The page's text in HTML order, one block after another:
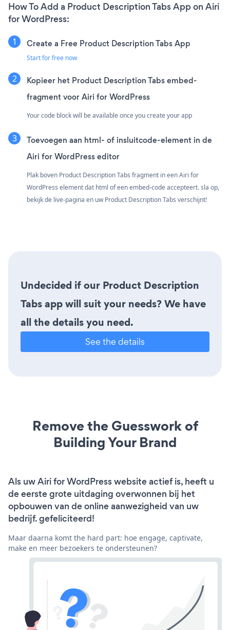
How To Add a Product Description Tabs App on Airi
for WordPress:
Create a Free Product Description Tabs App
Start for free now
Kopieer het Product Description Tabs embed-
fragment voor Airi for WordPress
Your code block will be available once you create your app
Toevoegen aan html- of insluitcode-element in de
Airi for WordPress editor
Plak boven Product Description Tabs fragment in een Airi for
WordPress element dat html of een embed-code accepteert. sla op,
bekijk de live-pagina en uw Product Description Tabs verschijnt!
Undecided if our Product Description
Tabs app will suit your needs? We have
all the details you need.
See the details
Remove the Guesswork of
Building Your Brand
Als uw Airi for WordPress website actief is, heeft u
de eerste grote uitdaging overwonnen bij het
opbouwen van de online aanwezigheid van uw
bedrijf. gefeliciteerd!
Maar daarna komt the hard part: hoe engage, captivate,
make en meer bezoekers te ondersteunen?